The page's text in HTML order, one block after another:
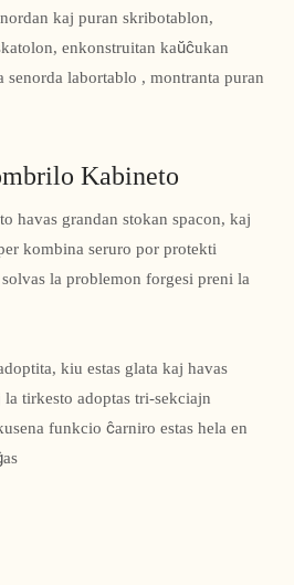
kaj puran skribotablon,
enkonstruitan kaŭĉukan
labortablo , montranta puran
Kabineto
havas grandan stokan spacon, kaj
kombina seruro por protekti
la problemon forgesi preni la
kiu estas glata kaj havas
tirkesto adoptas tri-sekciajn
funkcio ĉarniro estas hela en